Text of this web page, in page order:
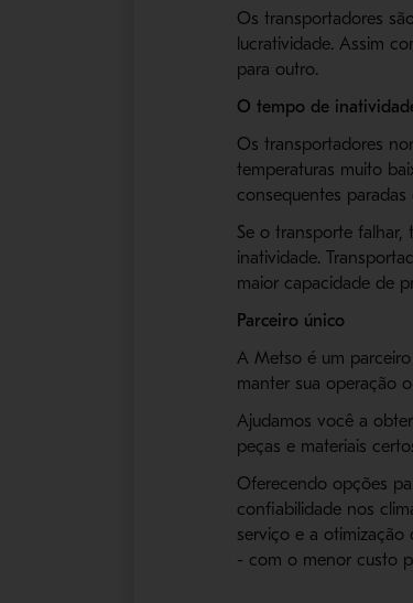
Os transportadores
lucratividade. Assim
para outro.
O tempo de
Os transportadores
temperaturas muito
consequentes
Se o transporte
inatividade.
maior capacidade de
Parceiro único
A Metso é um
manter sua operação
Ajudamos você a
peças e materiais
Oferecendo opções
confiabilidade nos
serviço e a
- com o menor custo